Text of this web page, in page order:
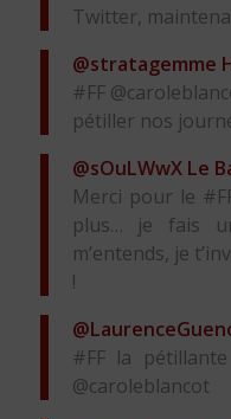
Twitter,
@stratagemme
#FF
pétiller nos
@sOuLWwXLe
Merci pour le
plus… je fais
m’entends, je
!
#FF la
@caroleblancot